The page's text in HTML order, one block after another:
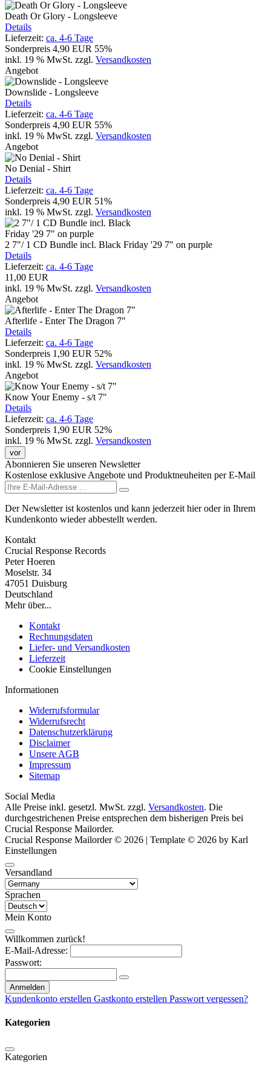
Death Or Glory - Longsleeve
Details
Lieferzeit: ca. 4-6 Tage
Sonderpreis 4,90 EUR 55%
inkl. 19 % MwSt. zzgl. Versandkosten
Angebot
Downslide - Longsleeve
Details
Lieferzeit: ca. 4-6 Tage
Sonderpreis 4,90 EUR 55%
inkl. 19 % MwSt. zzgl. Versandkosten
Angebot
No Denial - Shirt
Details
Lieferzeit: ca. 4-6 Tage
Sonderpreis 4,90 EUR 51%
inkl. 19 % MwSt. zzgl. Versandkosten
2 7"/ 1 CD Bundle incl. Black Friday '29 7" on purple
Details
Lieferzeit: ca. 4-6 Tage
11,00 EUR
inkl. 19 % MwSt. zzgl. Versandkosten
Angebot
Afterlife - Enter The Dragon 7"
Details
Lieferzeit: ca. 4-6 Tage
Sonderpreis 1,90 EUR 52%
inkl. 19 % MwSt. zzgl. Versandkosten
Angebot
Know Your Enemy - s/t 7"
Details
Lieferzeit: ca. 4-6 Tage
Sonderpreis 1,90 EUR 52%
inkl. 19 % MwSt. zzgl. Versandkosten
vor
Abonnieren Sie unseren Newsletter
Kostenlose exklusive Angebote und Produktneuheiten per E-Mail
Der Newsletter ist kostenlos und kann jederzeit hier oder in Ihrem
Kundenkonto wieder abbestellt werden.
Kontakt
Crucial Response Records
Peter Hoeren
Moselstr. 34
47051 Duisburg
Deutschland
Mehr über...
Kontakt
Rechnungsdaten
Liefer- und Versandkosten
Lieferzeit
Cookie Einstellungen
Informationen
Widerrufsformular
Widerrufsrecht
Datenschutzerklärung
Disclaimer
Unsere AGB
Impressum
Sitemap
Social Media
Alle Preise inkl. gesetzl. MwSt. zzgl. Versandkosten. Die
durchgestrichenen Preise entsprechen dem bisherigen Preis bei
Crucial Response Mailorder.
Crucial Response Mailorder © 2026 | Template © 2026 by Karl
Einstellungen
Versandland
Sprachen
Mein Konto
Willkommen zurück!
E-Mail-Adresse:
Passwort:
Anmelden
Kundenkonto erstellen Gastkonto erstellen Passwort vergessen?
Kategorien
Kategorien